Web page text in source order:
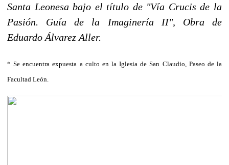
Santa Leonesa bajo el título de "Vía Crucis de la
Pasión. Guía de la Imaginería II", Obra de
Eduardo Álvarez Aller.
* Se encuentra expuesta a culto en la Iglesia de San Claudio, Paseo de la
Facultad León.